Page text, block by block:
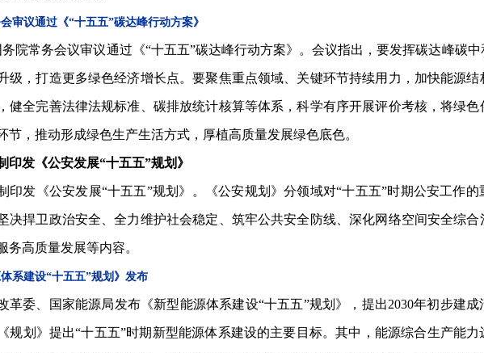
审议通过《“十五五”碳达峰行动方案》
务院常务会议审议通过《“十五五”碳达峰行动方案》。会议指出，要发挥碳达峰碳
级，打造更多绿色经济增长点。要聚焦重点领域、关键环节持续用力，加快能源
健全完善法律法规标准、碳排放统计核算等体系，科学有序开展评价考核，将绿
节，推动形成绿色生产生活方式，厚植高质量发展绿色底色。
印发《公安发展“十五五”规划》
印发《公安发展“十五五”规划》。《公安规划》分领域对“十五五”时期公安工作
决捍卫政治安全、全力维护社会稳定、筑牢公共安全防线、深化网络空间安全综合
务高质量发展等内容。
体系建设“十五五”规划》发布
革委、国家能源局发布《新型能源体系建设“十五五”规划》，提出2030年初步建
规划》提出“十五五”时期新型能源体系建设的主要目标。其中，能源综合生产能力